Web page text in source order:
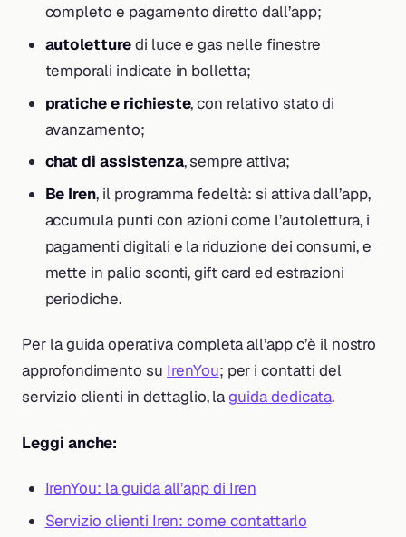
completo e pagamento diretto dall’app;
autoletturedi luce e gas nelle finestre
temporali indicate in bolletta;
pratiche e richieste, con relativo stato di
avanzamento;
chat di assistenza, sempre attiva;
Be Iren, il programma fedeltà: si attiva dall’app,
accumula punti con azioni come l’autolettura, i
pagamenti digitali e la riduzione dei consumi, e
mette in palio sconti, gift card ed estrazioni
periodiche.
Per la guida operativa completa all’app c’è il nostro
approfondimento su IrenYou; per i contatti del
servizio clienti in dettaglio, laguida dedicata.
Leggi anche:
IrenYou: la guida all’app di Iren
Servizio clienti Iren: come contattarlo